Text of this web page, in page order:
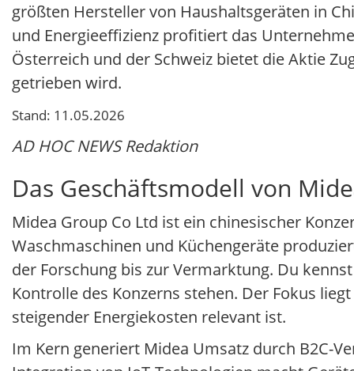
größten Hersteller von Haushaltsgeräten in
und Energieeffizienz profitiert das
Österreich und der Schweiz bietet die Aktie
getrieben wird.
Stand: 11.05.2026
AD HOC NEWS Redaktion
Das Geschäftsmodell von
Midea Group Co Ltd ist ein chinesischer
Waschmaschinen und Küchengeräte
der Forschung bis zur Vermarktung. Du
Kontrolle des Konzerns stehen. Der Fokus
steigender Energiekosten relevant ist.
Im Kern generiert Midea Umsatz durch B2C-